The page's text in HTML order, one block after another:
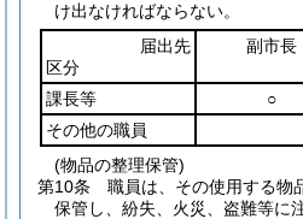
け出なければならない。
届出先
区分
副市長
課長等
○
その他の職員
(物品の整理保管)
第10条
職員は、その使用する物
保管し、紛失、火災、盗難等に